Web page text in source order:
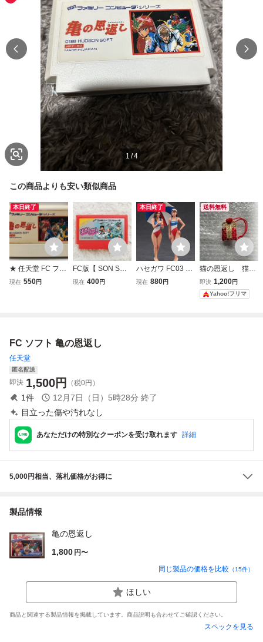
1/4
この商品よりも安い類似商品
本日終了
★ 任天堂 FC ファ
ミコン ファミリー
現在 550円
FC版【 SON SON
ソンソン 】起動確
現在 400円
本日終了
ハセガワ FC03 1/
24 90’s レースク
現在 880円
送料無料
猫の恩返し 猫の
御守
即決 1,200円
Yahoo!フリマ
FC ソフト 亀の恩返し
任天堂
匿名配送
即決 1,500円 （税0円）
1件 12月7日（日）5時28分 終了
目立った傷や汚れなし
あなただけの特別なクーポンを受け取れます 詳細
5,000円相当、落札価格がお得に
製品情報
亀の恩返し
1,800 円〜
同じ製品の価格を比較 （15件）
ほしい
商品と関連する製品情報を掲載しています。商品説明も合わせてご確認ください。
スペックを見る